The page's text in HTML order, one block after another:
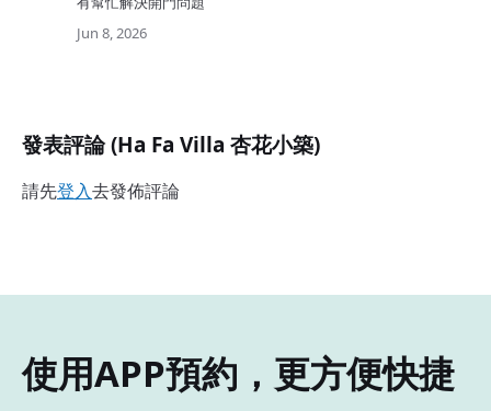
Jun 8, 2026
發表評論 (Ha Fa Villa 杏花小築)
請先登入去發佈評論
使用APP預約，更方便快捷